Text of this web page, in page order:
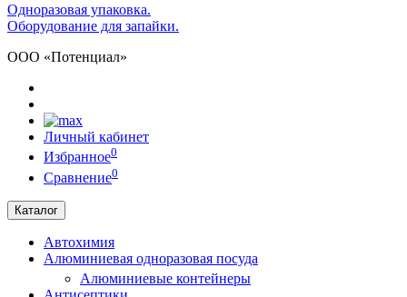
Одноразовая упаковка.
Оборудование для запайки.
ООО «Потенциал»
Личный кабинет
Избранное0
Сравнение0
Каталог
Автохимия
Алюминиевая одноразовая посуда
Алюминиевые контейнеры